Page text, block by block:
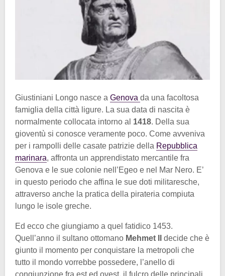
Giustiniani Longo nasce a Genova da una facoltosa
famiglia della città ligure. La sua data di nascita è
normalmente collocata intorno al 1418. Della sua
gioventù si conosce veramente poco. Come avveniva
per i rampolli delle casate patrizie della Repubblica
marinara, affronta un apprendistato mercantile fra
Genova e le sue colonie nell’Egeo e nel Mar Nero. E’
in questo periodo che affina le sue doti militaresche,
attraverso anche la pratica della pirateria compiuta
lungo le isole greche.
Ed ecco che giungiamo a quel fatidico 1453.
Quell’anno il sultano ottomano Mehmet II decide che è
giunto il momento per conquistare la metropoli che
tutto il mondo vorrebbe possedere, l’anello di